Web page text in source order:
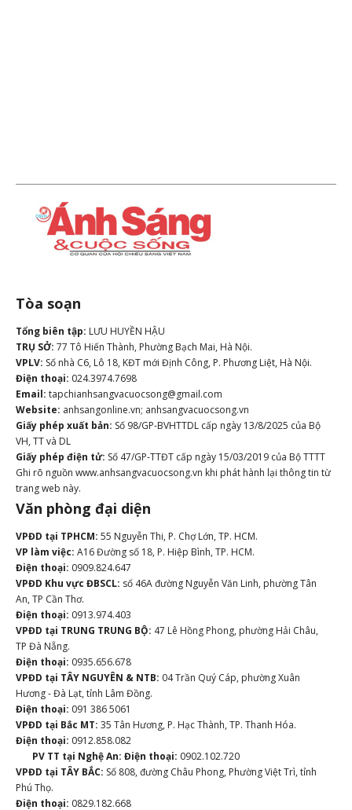
Tòa soạn
Tổng biên tập: LƯU HUYỀN HẬU
TRỤ SỞ: 77 Tô Hiến Thành, Phường Bạch Mai, Hà Nội.
VPLV: Số nhà C6, Lô 18, KĐT mới Định Công, P. Phương Liệt, Hà Nội.
Điện thoại: 024.3974.7698
Email: tapchianhsangvacuocsong@gmail.com
Website: anhsangonline.vn; anhsangvacuocsong.vn
Giấy phép xuất bản: Số 98/GP-BVHTTDL cấp ngày 13/8/2025 của Bộ
VH, TT và DL
Giấy phép điện tử: Số 47/GP-TTĐT cấp ngày 15/03/2019 của Bộ TTTT
Ghi rõ nguồn www.anhsangvacuocsong.vn khi phát hành lại thông tin từ
trang web này.
Văn phòng đại diện
VPĐD tại TPHCM: 55 Nguyễn Thi, P. Chợ Lớn, TP. HCM.
VP làm việc: A16 Đường số 18, P. Hiệp Bình, TP. HCM.
Điện thoại: 0909.824.647
VPĐD Khu vực ĐBSCL: số 46A đường Nguyễn Văn Linh, phường Tân
An, TP Cần Thơ.
Điện thoại: 0913.974.403
VPĐD tại TRUNG TRUNG BỘ: 47 Lê Hồng Phong, phường Hải Châu,
TP Đà Nẵng.
Điện thoại: 0935.656.678
VPĐD tại TÂY NGUYÊN & NTB: 04 Trần Quý Cáp, phường Xuân
Hương - Đà Lạt, tỉnh Lâm Đồng.
Điện thoại: 091 386 5061
VPĐD tại Bắc MT: 35 Tân Hương, P. Hạc Thành, TP. Thanh Hóa.
Điện thoại: 0912.858.082
PV TT tại Nghệ An: Điện thoại: 0902.102.720
VPĐD tại TÂY BẮC: Số 808, đường Châu Phong, Phường Việt Trì, tỉnh
Phú Thọ.
Điện thoại: 0829.182.668